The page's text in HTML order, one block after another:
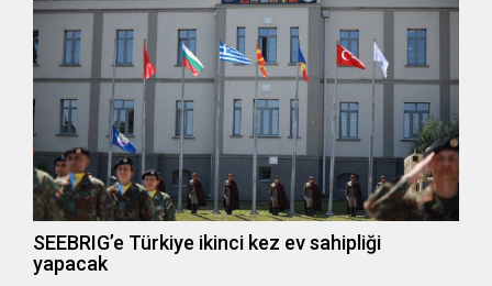
SEEBRIG’e Türkiye ikinci kez ev sahipliği
yapacak